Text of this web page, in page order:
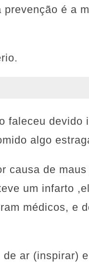
é a
faleceu devido
algo
causa de
um infarto
médicos, e
ar (inspirar)